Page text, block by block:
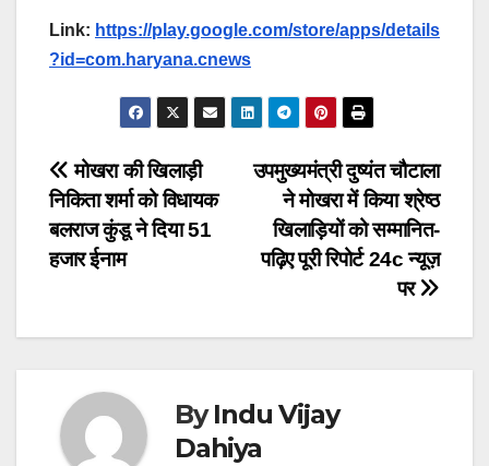
Link: https://play.google.com/store/apps/details
?id=com.haryana.cnews
Post
navigation
उपमुख्यमंत्री दुष्यंत चौटाला
ने मोखरा में किया श्रेष्ठ
खिलाड़ियों को सम्मानित-
पढ़िए पूरी रिपोर्ट 24c न्यूज़
पर
मोखरा की खिलाड़ी
निकिता शर्मा को विधायक
बलराज कुंडू ने दिया 51
हजार ईनाम
ByIndu Vijay
Dahiya